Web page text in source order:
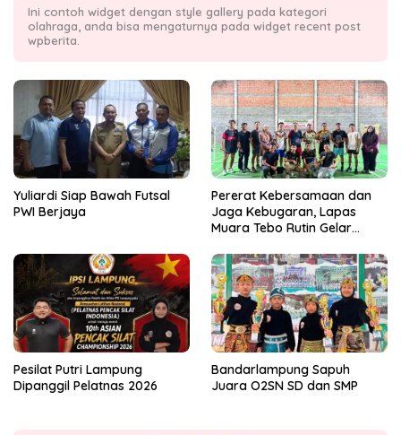
Ini contoh widget dengan style gallery pada kategori
olahraga, anda bisa mengaturnya pada widget recent post
wpberita.
Yuliardi Siap Bawah Futsal
PWI Berjaya
Pererat Kebersamaan dan
Jaga Kebugaran, Lapas
Muara Tebo Rutin Gelar
Pesilat Putri Lampung
Dipanggil Pelatnas 2026
Bandarlampung Sapuh
Juara O2SN SD dan SMP